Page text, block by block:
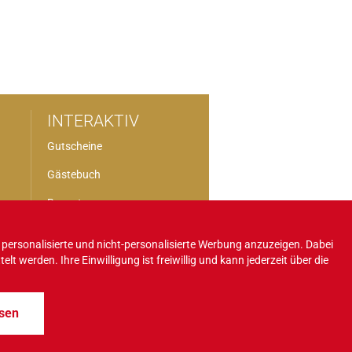
und nicht-personalisierte Werbung anzuzeigen. Dabei
werden. Ihre Einwilligung ist freiwillig und kann jederzeit über die
INTERAKTIV
Gutscheine
Gästebuch
Bewertungen